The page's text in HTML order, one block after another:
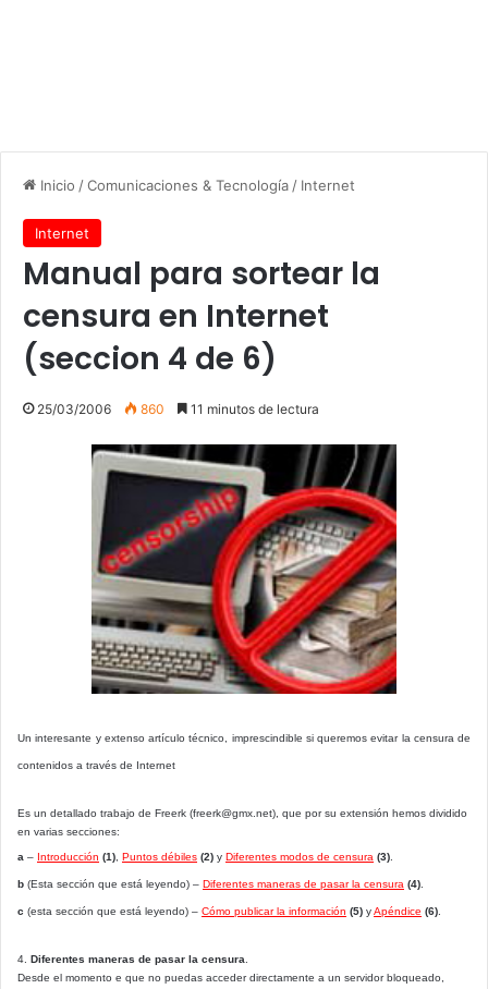
Inicio /Comunicaciones & Tecnología / Internet
Internet
Manual para sortear la
censura en Internet
(seccion 4 de 6)
25/03/2006 860 11 minutos de lectura
Un interesante y extenso artículo técnico, imprescindible si queremos evitar la censura de
contenidos a través de Internet
Es un detallado trabajo de Freerk (freerk@gmx.net), que por su extensión hemos dividido
en varias secciones:
a – Introducción (1), Puntos débiles (2) y Diferentes modos de censura (3).
b (Esta sección que está leyendo) – Diferentes maneras de pasar la censura (4).
c (esta sección que está leyendo) – Cómo publicar la información (5) yApéndice (6).
4. Diferentes maneras de pasar la censura.
Desde el momento e que no puedas acceder directamente a un servidor bloqueado,